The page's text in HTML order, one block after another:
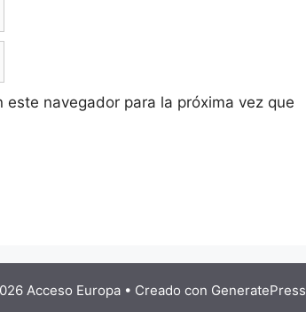
navegador para la próxima vez que
Acceso Europa• Creado con GeneratePress